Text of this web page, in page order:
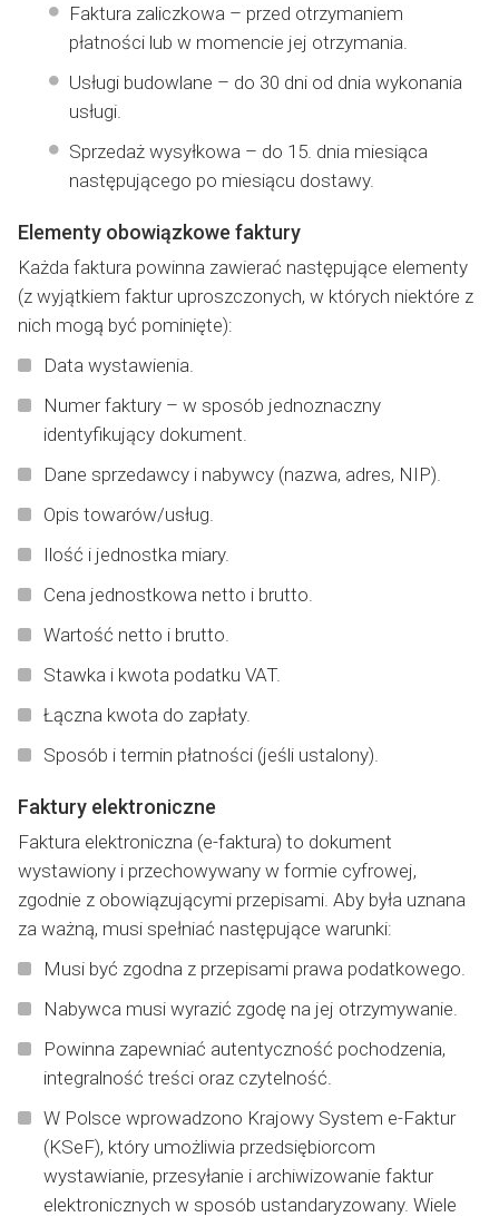
Faktura zaliczkowa – przed otrzymaniem
płatności lub w momencie jej otrzymania.
Usługi budowlane – do 30 dni od dnia wykonania
usługi.
Sprzedaż wysyłkowa – do 15. dnia miesiąca
następującego po miesiącu dostawy.
Elementy obowiązkowe faktury
Każda faktura powinna zawierać następujące elementy
(z wyjątkiem faktur uproszczonych, w których niektóre z
nich mogą być pominięte):
Data wystawienia.
Numer faktury – w sposób jednoznaczny
identyfikujący dokument.
Dane sprzedawcy i nabywcy (nazwa, adres, NIP).
Opis towarów/usług.
Ilość i jednostka miary.
Cena jednostkowa netto i brutto.
Wartość netto i brutto.
Stawka i kwota podatku VAT.
Łączna kwota do zapłaty.
Sposób i termin płatności (jeśli ustalony).
Faktury elektroniczne
Faktura elektroniczna (e-faktura) to dokument
wystawiony i przechowywany w formie cyfrowej,
zgodnie z obowiązującymi przepisami. Aby była uznana
za ważną, musi spełniać następujące warunki:
Musi być zgodna z przepisami prawa podatkowego.
Nabywca musi wyrazić zgodę na jej otrzymywanie.
Powinna zapewniać autentyczność pochodzenia,
integralność treści oraz czytelność.
W Polsce wprowadzono Krajowy System e-Faktur
(KSeF), który umożliwia przedsiębiorcom
wystawianie, przesyłanie i archiwizowanie faktur
elektronicznych w sposób ustandaryzowany. Wiele